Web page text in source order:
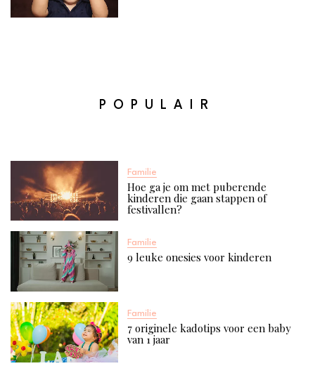
POPULAIR
Familie
Hoe ga je om met puberende
kinderen die gaan stappen of
festivallen?
Familie
9 leuke onesies voor kinderen
Familie
7 originele kadotips voor een baby
van 1 jaar​